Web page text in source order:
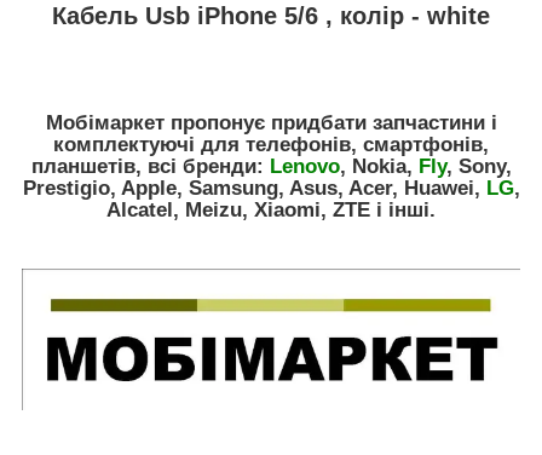
Кабель Usb iPhone 5/6 , колір - white
Мобімаркет пропонує придбати запчастини і
комплектуючі для телефонів, смартфонів,
планшетів, всі бренди: Lenovo, Nokia, Fly, Sony,
Prestigio, Apple, Samsung, Asus, Acer, Huawei, LG,
Alcatel, Meizu, Xiaomi, ZTE і інші.